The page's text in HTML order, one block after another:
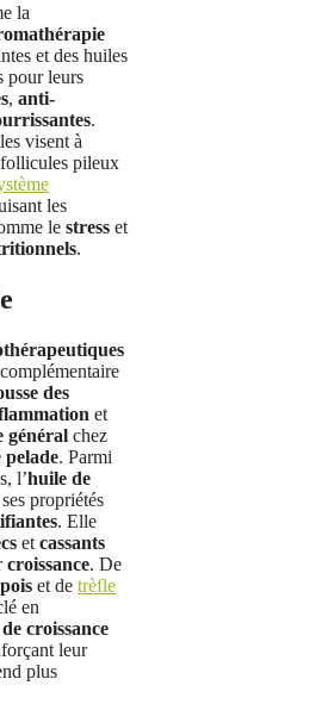
la
et des huiles
pour leurs
, anti-
.
visent à
pileux
les
le stress et
.
des
et
général chez
pelade. Parmi
l’huile de
propriétés
. Elle
et cassants
croissance. De
pois et de trèfle
en
croissance
leur
plus